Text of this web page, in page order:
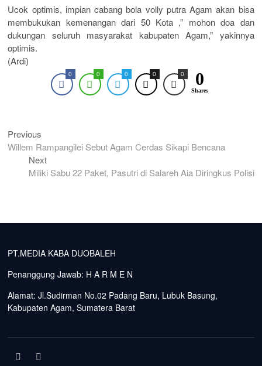
Ucok optimis, impian cabang bola volly putra Agam akan bisa
membukukan kemenangan dari 50 Kota ,” mohon doa dan
dukungan seluruh masyarakat kabupaten Agam,” yakinnya
optimis.
(Ardi)
0 0 0 0 0 0
Shares
Navigasi
pos
Previous
post:
Willem Rampangilei Sebut Agam Cerdas Sikapi Bencana
NextNext
post:
Miliki Sabu 22 Paket, Pasutri di Salareh Aia Diringkus Polisi
PT.MEDIA KABA DUOBALEH
Penanggung Jawab: H A R M E N
Alamat: Jl.Sudirman No.02 Padang Baru, Lubuk Basung,
Kabupaten Agam, Sumatera Barat
facebookinstagram